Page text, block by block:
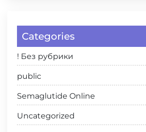
Categories
! Без рубрики
public
Semaglutide Online
Uncategorized